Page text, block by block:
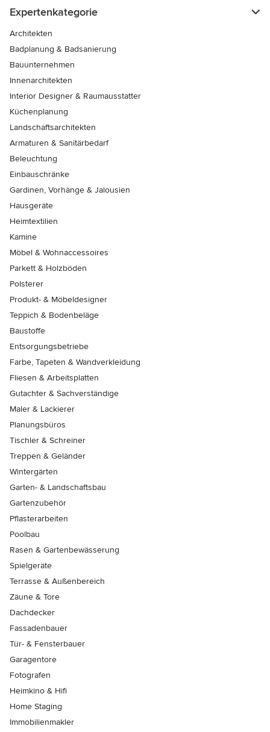
Expertenkategorie
Architekten
Badplanung & Badsanierung
Bauunternehmen
Innenarchitekten
Interior Designer & Raumausstatter
Küchenplanung
Landschaftsarchitekten
Armaturen & Sanitärbedarf
Beleuchtung
Einbauschränke
Gardinen, Vorhänge & Jalousien
Hausgeräte
Heimtextilien
Kamine
Möbel & Wohnaccessoires
Parkett & Holzböden
Polsterer
Produkt- & Möbeldesigner
Teppich & Bodenbeläge
Baustoffe
Entsorgungsbetriebe
Farbe, Tapeten & Wandverkleidung
Fliesen & Arbeitsplatten
Gutachter & Sachverständige
Maler & Lackierer
Planungsbüros
Tischler & Schreiner
Treppen & Geländer
Wintergärten
Garten- & Landschaftsbau
Gartenzubehör
Pflasterarbeiten
Poolbau
Rasen & Gartenbewässerung
Spielgeräte
Terrasse & Außenbereich
Zäune & Tore
Dachdecker
Fassadenbauer
Tür- & Fensterbauer
Garagentore
Fotografen
Heimkino & Hifi
Home Staging
Immobilienmakler